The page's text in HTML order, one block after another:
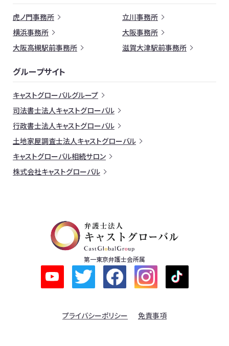
虎ノ門事務所
立川事務所
横浜事務所
大阪事務所
大阪高槻駅前事務所
滋賀大津駅前事務所
グループサイト
キャストグローバルグループ
司法書士法人キャストグローバル
行政書士法人キャストグローバル
土地家屋調査士法人キャストグローバル
キャストグローバル相続サロン
株式会社キャストグローバル
第一東京弁護士会所属
プライバシーポリシー 免責事項